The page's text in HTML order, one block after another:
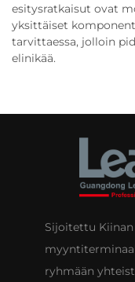
esitysratkaisut ovat
yksittäiset
tarvittaessa, jolloin
elinikää.
Sijoitettu Kiinan
ryhmään